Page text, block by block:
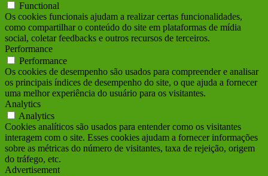
Functional
Os cookies funcionais ajudam a realizar certas funcionalidades,
como compartilhar o conteúdo do site em plataformas de mídia
social, coletar feedbacks e outros recursos de terceiros.
Performance
Performance
Os cookies de desempenho são usados para compreender e analisar
os principais índices de desempenho do site, o que ajuda a fornecer
uma melhor experiência do usuário para os visitantes.
Analytics
Analytics
Cookies analíticos são usados para entender como os visitantes
interagem com o site. Esses cookies ajudam a fornecer informações
sobre as métricas do número de visitantes, taxa de rejeição, origem
do tráfego, etc.
Advertisement